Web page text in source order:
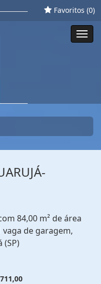
Favoritos (0)
84,00 m² de área
vaga de garagem,
(SP)